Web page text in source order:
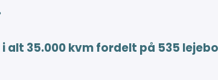
i alt 35.000 kvm fordelt på 535